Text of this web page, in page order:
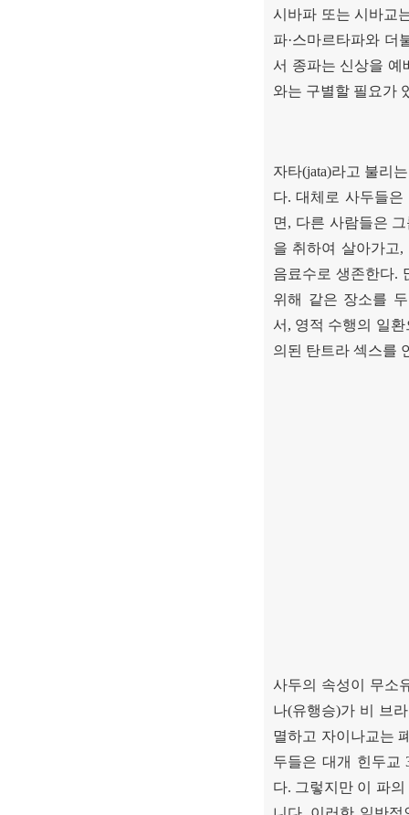
시바파 또는 시바교
파·스마르타파와 더
서 종파는 신상을 예
와는 구별할 필요가
자타(jata)라고 불리
다.대체로 사두들은
면 , 다른 사람들은
을 취하여 살아가고,
음료수로 생존한다.
위해 같은 장소를
서 , 영적 수행의 일
의된 탄트라 섹스를
사두의 속성이 무소
나(유행승)가 비 브
멸하고 자이나교는
두들은 대개 힌두교
다. 그렇지만 이 파